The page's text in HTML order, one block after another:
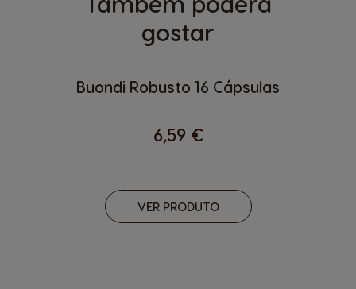
gostar
Buondi Robusto 16 Cápsulas
6,59 €
VER PRODUTO